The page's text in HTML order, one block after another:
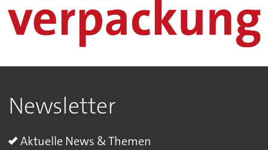
Newsletter
Aktuelle News & Themen